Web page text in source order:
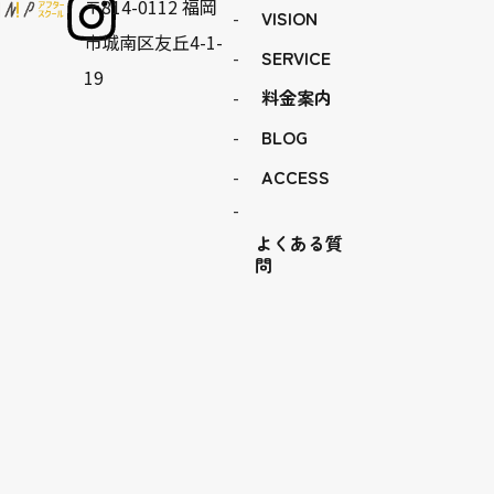
〒814-0112 福岡
市城南区友丘4-1-
19
VISION
SERVICE
料金案内
BLOG
ACCESS
よくある質
問